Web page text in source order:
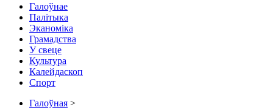
Галоўнае
Палітыка
Эканоміка
Грамадства
У свеце
Культура
Калейдаскоп
Спорт
Галоўная >